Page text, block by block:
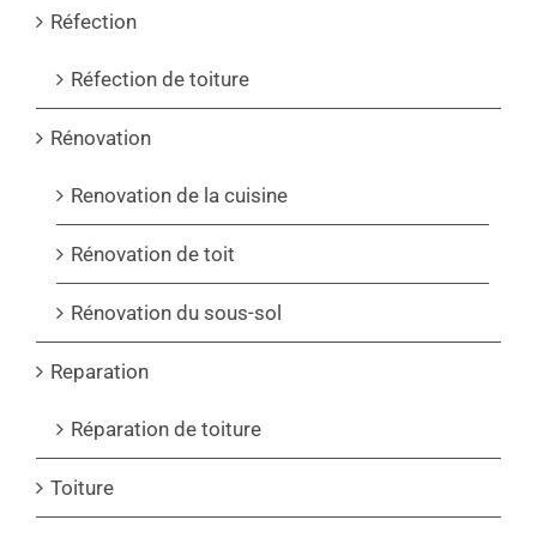
Réfection
Réfection de toiture
Rénovation
Renovation de la cuisine
Rénovation de toit
Rénovation du sous-sol
Reparation
Réparation de toiture
Toiture